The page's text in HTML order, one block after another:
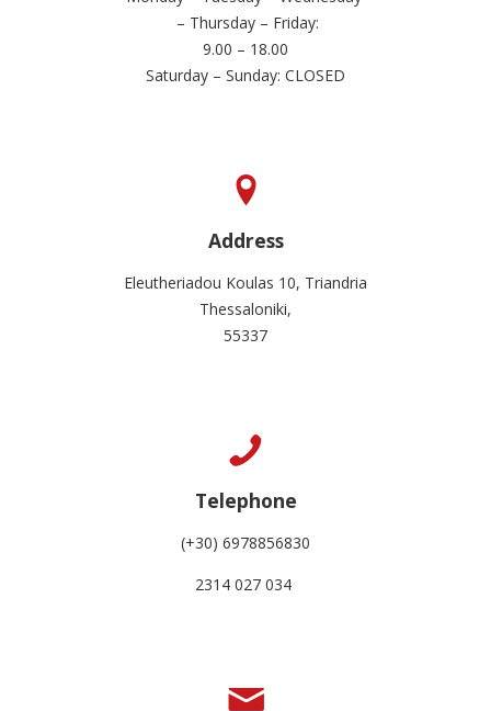
– Thursday – Friday:
9.00 – 18.00
Saturday – Sunday: CLOSED
Address
Eleutheriadou Koulas 10, Triandria
Thessaloniki,
55337
Telephone
(+30) 6978856830
2314 027 034